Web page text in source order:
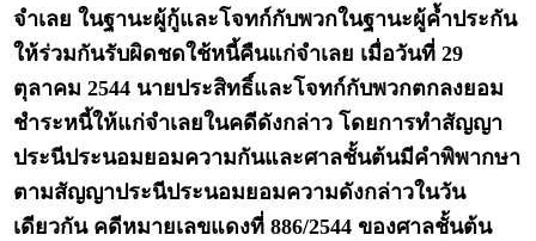
จำเลย ในฐานะผู้กู้และโจทก์กับพวกในฐานะผู้ค้ำประกัน
ให้ร่วมกันรับผิดชดใช้หนี้คืนแก่จำเลย เมื่อวันที่ 29
ตุลาคม 2544 นายประสิทธิ์และโจทก์กับพวกตกลงยอม
ชำระหนี้ให้แก่จำเลยในคดีดังกล่าว โดยการทำสัญญา
ประนีประนอมยอมความกันและศาลชั้นต้นมีคำพิพากษา
ตามสัญญาประนีประนอมยอมความดังกล่าวในวัน
เดียวกัน คดีหมายเลขแดงที่ 886/2544 ของศาลชั้นต้น